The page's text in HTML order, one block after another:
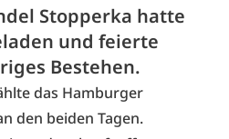
Stopperka hatte
und feierte
Bestehen.
das Hamburger
den beiden Tagen.